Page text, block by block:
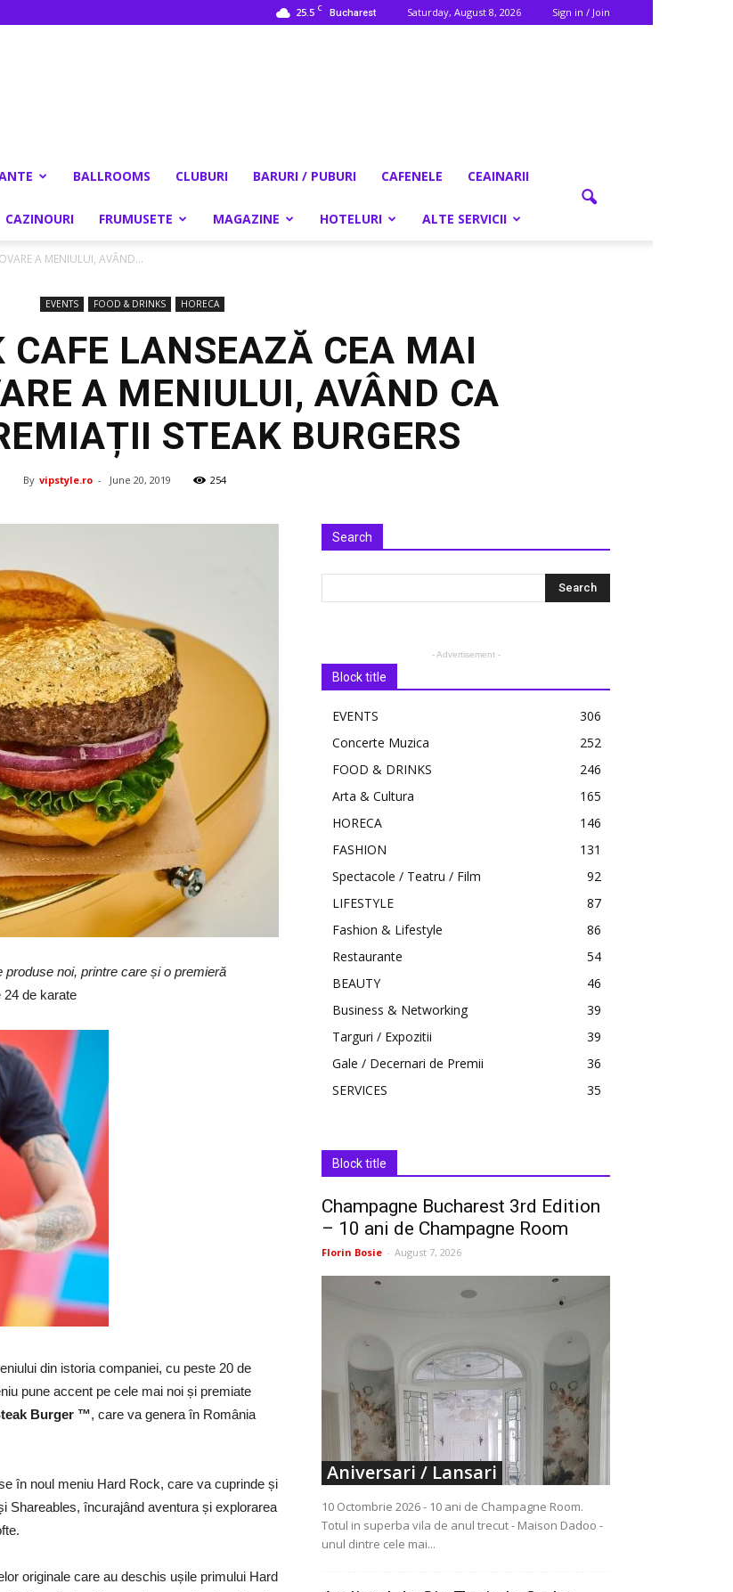
25.5 C Bucharest Saturday, August 8, 2026 Sign in / Join
BALLROOMS CLUBURI BARURI / PUBURI CAFENELE CEAINARII
CAZINOURI FRUMUSETE MAGAZINE HOTELURI ALTE SERVICII
A MENIULUI, AVÂND...
EVENTS FOOD & DRINKS HORECA
CAFE LANSEAZĂ CEA MAI
A MENIULUI, AVÂND CA
STEAK BURGERS
By vipstyle.ro - June 20, 2019 254
produse noi, printre care și o premieră
24 de karate
din istoria companiei, cu peste 20 de
pune accent pe cele mai noi și premiate
Burger ™, care va genera în România
în noul meniu Hard Rock, care va cuprinde și
Shareables, încurajând aventura și explorarea
originale care au deschis ușile primului Hard
Search
- Advertisement -
Block title
EVENTS
306
Concerte Muzica
252
FOOD & DRINKS
246
Arta & Cultura
165
HORECA
146
FASHION
131
Spectacole / Teatru / Film
92
LIFESTYLE
87
Fashion & Lifestyle
86
Restaurante
54
BEAUTY
46
Business & Networking
39
Targuri / Expozitii
39
Gale / Decernari de Premii
36
SERVICES
35
Block title
Champagne Bucharest 3rd Edition
– 10 ani de Champagne Room
Florin Bosie - August 7, 2026
Aniversari / Lansari
10 Octombrie 2026 - 10 ani de Champagne Room.
Totul in superba vila de anul trecut - Maison Dadoo -
unul dintre cele mai...